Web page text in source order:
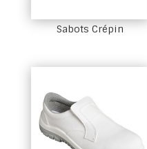
Sabots Crépin